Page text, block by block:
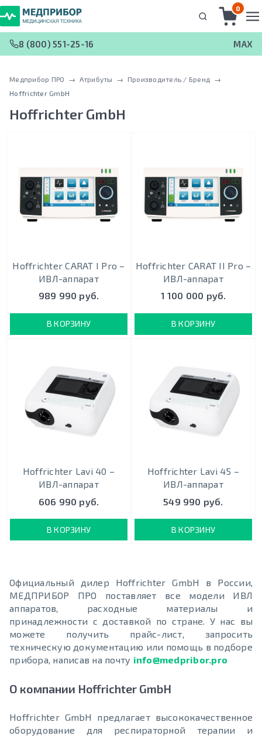
0
8 (800) 551-25-16 MAX
Медприбор ПРО → Атрибуты → Производитель / Бренд
→
Hoffrichter GmbH
Hoffrichter GmbH
Hoffrichter CARAT I Pro –
ИВЛ-аппарат
989 990 руб.
В КОРЗИНУ
Hoffrichter CARAT II Pro –
ИВЛ-аппарат
1 100 000 руб.
В КОРЗИНУ
Hoffrichter Lavi 40 –
ИВЛ-аппарат
606 990 руб.
В КОРЗИНУ
Hoffrichter Lavi 45 –
ИВЛ-аппарат
549 990 руб.
В КОРЗИНУ
Официальный дилер Hoffrichter GmbH в России,
МЕДПРИБОР ПРО поставляет все модели ИВЛ
аппаратов, расходные материалы и
принадлежности с доставкой по стране. У нас вы
можете получить прайс-лист, запросить
техническую документацию или помощь в подборе
прибора, написав на почту info@medpribor.pro
О компании Hoffrichter GmbH
Hoffrichter GmbH предлагает высококачественное
оборудование для респираторной терапии и